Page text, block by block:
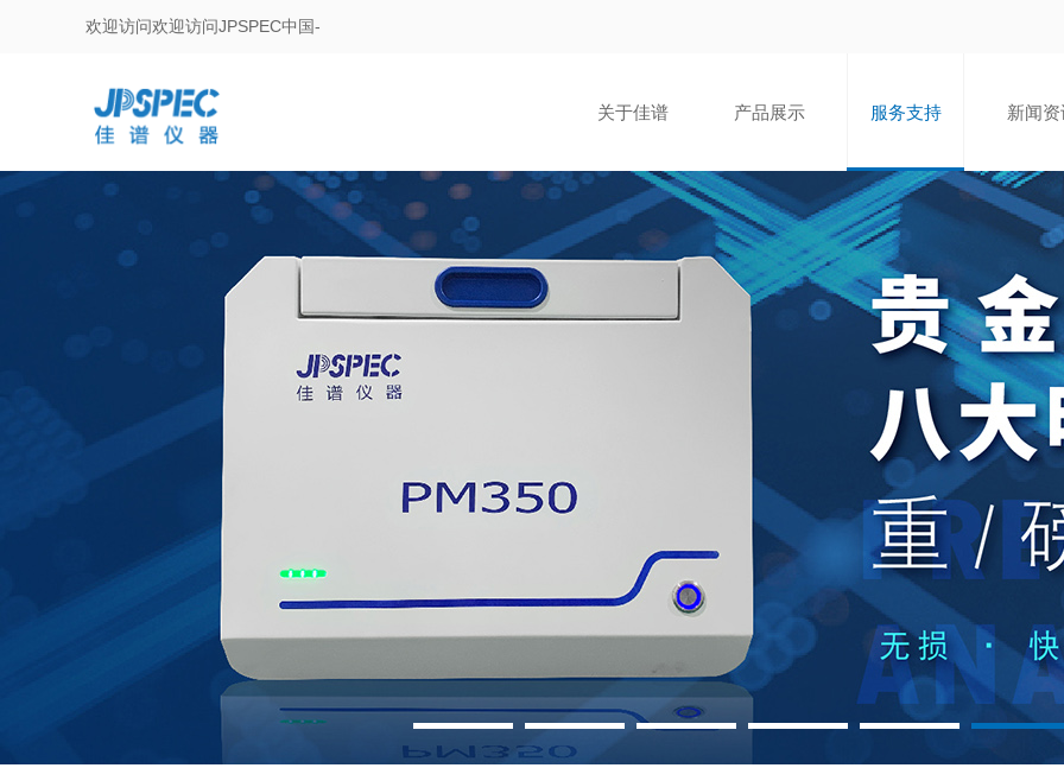
欢迎访问欢迎访问JPSPEC中国-
关于佳谱 产品展示 服务支持 新闻资